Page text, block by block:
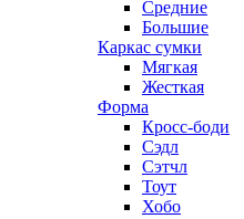
Средние
Большие
Каркас сумки
Мягкая
Жесткая
Форма
Кросс-боди
Сэдл
Сэтчл
Тоут
Хобо